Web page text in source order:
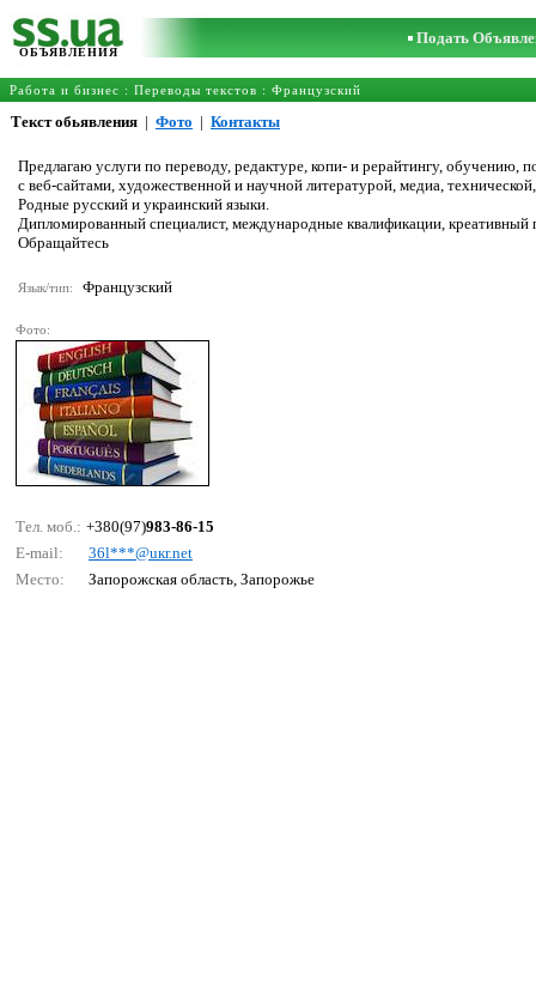
ОБЪЯВЛЕНИЯ
Подать
Работа и бизнес : Переводы текстов : Французский
Текст обьявления | Фото | Контакты
Предлагаю услуги по переводу, редактуре, копи- и рерайтингу,
с веб-сайтами, художественной и научной литературой, медиа,
Родные русский и украинский языки.
Дипломированный специалист, международные квалификации, креативный
Обращайтесь
Язык/тип: Французский
Фото:
Тел. моб.: +380(97)983-86-15
E-mail:
36l***@uкr.nеt
Место:
Запорожская область, Запорожье